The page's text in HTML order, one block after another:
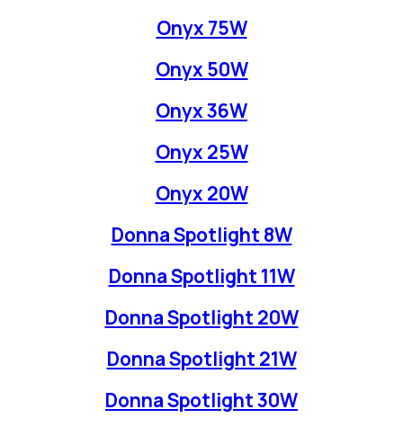
Onyx 75W
Onyx 50W
Onyx 36W
Onyx 25W
Onyx 20W
Donna Spotlight 8W
Donna Spotlight 11W
Donna Spotlight 20W
Donna Spotlight 21W
Donna Spotlight 30W